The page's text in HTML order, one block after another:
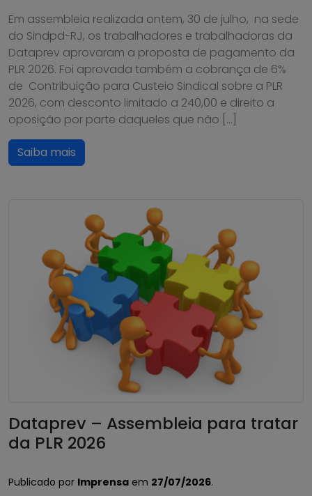
Em assembleia realizada ontem, 30 de julho, na sede
do Sindpd-RJ, os trabalhadores e trabalhadoras da
Dataprev aprovaram a proposta de pagamento da
PLR 2026. Foi aprovada também a cobrança de 6%
de Contribuição para Custeio Sindical sobre a PLR
2026, com desconto limitado a 240,00 e direito a
oposição por parte daqueles que não […]
Saiba mais
Dataprev – Assembleia para tratar
da PLR 2026
Publicado por Imprensa em 27/07/2026.